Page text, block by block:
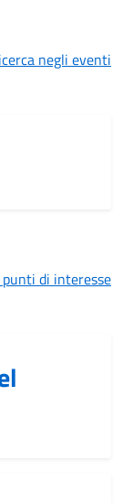
negli eventi
di interesse